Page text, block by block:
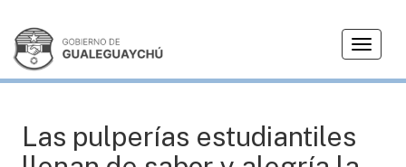
T
g
CIUDAD
Las pulperías estudiantiles